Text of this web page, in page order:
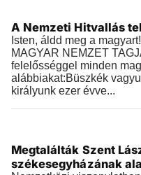
2026.06.12 | 21:09
A Nemzeti Hitvallás
Isten, áldd meg a
MAGYAR NEMZET
felelősséggel minden
alábbiakat:Büszkék
királyunk ezer évve...
2026.06.08 |06:35
Megtalálták Szent
székesegyházának